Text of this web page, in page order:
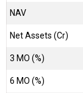
NAV
Net Assets (Cr)
3 MO (%)
6 MO (%)